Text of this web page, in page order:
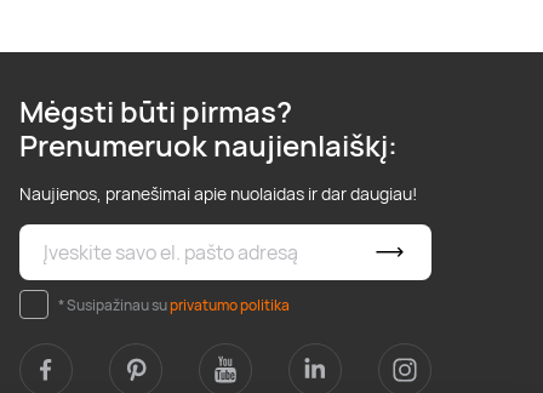
Mėgsti būti pirmas?
Prenumeruok naujienlaiškį:
Naujienos, pranešimai apie nuolaidas ir dar daugiau!
* Susipažinau suprivatumo politika